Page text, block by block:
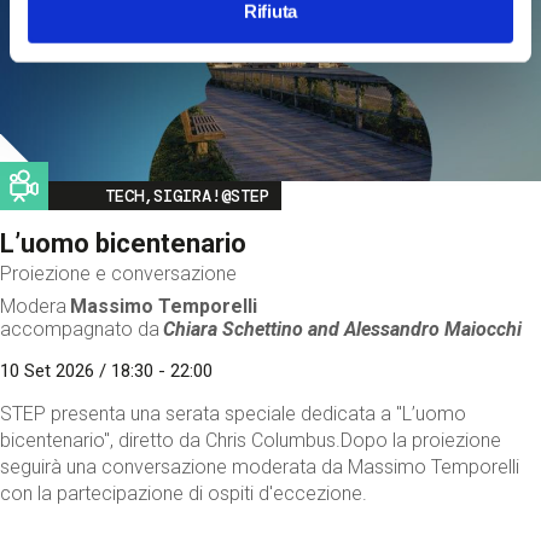
Rifiuta
Image
TECH,SIGIRA!@STEP
L’uomo bicentenario
Proiezione e conversazione
Modera Massimo Temporelli
accompagnato da Chiara Schettino andAlessandro Maiocchi
10 Set 2026 / 18:30 - 22:00
STEP presenta una serata speciale dedicata a "L’uomo
bicentenario", diretto da Chris Columbus.Dopo la proiezione
seguirà una conversazione moderata da Massimo Temporelli
con la partecipazione di ospiti d'eccezione.